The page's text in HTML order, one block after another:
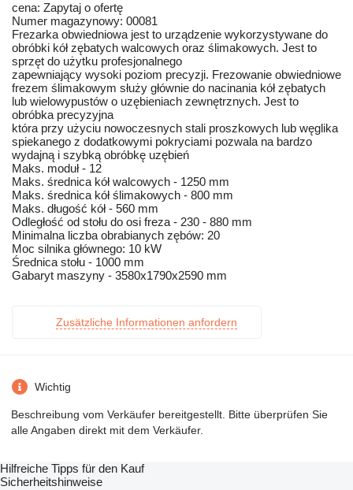
cena: Zapytaj o ofertę
Numer magazynowy: 00081
Frezarka obwiedniowa jest to urządzenie wykorzystywane do
obróbki kół zębatych walcowych oraz ślimakowych. Jest to
sprzęt do użytku profesjonalnego
zapewniający wysoki poziom precyzji. Frezowanie obwiedniowe
frezem ślimakowym służy głównie do nacinania kół zębatych
lub wielowypustów o uzębieniach zewnętrznych. Jest to
obróbka precyzyjna
która przy użyciu nowoczesnych stali proszkowych lub węglika
spiekanego z dodatkowymi pokryciami pozwala na bardzo
wydajną i szybką obróbkę uzębień
Maks. moduł - 12
Maks. średnica kół walcowych - 1250 mm
Maks. średnica kół ślimakowych - 800 mm
Maks. długość kół - 560 mm
Odległość od stołu do osi freza - 230 - 880 mm
Minimalna liczba obrabianych zębów: 20
Moc silnika głównego: 10 kW
Średnica stołu - 1000 mm
Gabaryt maszyny - 3580x1790x2590 mm
Zusätzliche Informationen anfordern
Wichtig
Beschreibung vom Verkäufer bereitgestellt. Bitte überprüfen Sie
alle Angaben direkt mit dem Verkäufer.
Hilfreiche Tipps für den Kauf
Sicherheitshinweise